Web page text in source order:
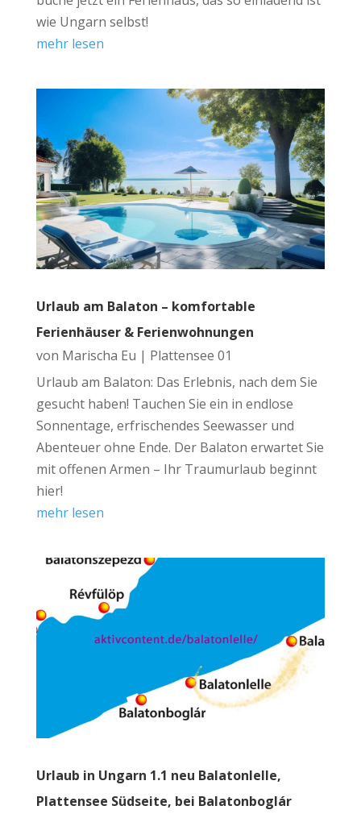
wie Ungarn selbst!
mehr lesen
Urlaub am Balaton – komfortable
Ferienhäuser & Ferienwohnungen
von Marischa Eu | Plattensee 01
Urlaub am Balaton: Das Erlebnis, nach dem Sie
gesucht haben! Tauchen Sie ein in endlose
Sonnentage, erfrischendes Seewasser und
Abenteuer ohne Ende. Der Balaton erwartet Sie
mit offenen Armen – Ihr Traumurlaub beginnt
hier!
mehr lesen
Urlaub in Ungarn 1.1 neu Balatonlelle,
Plattensee Südseite, bei Balatonboglár